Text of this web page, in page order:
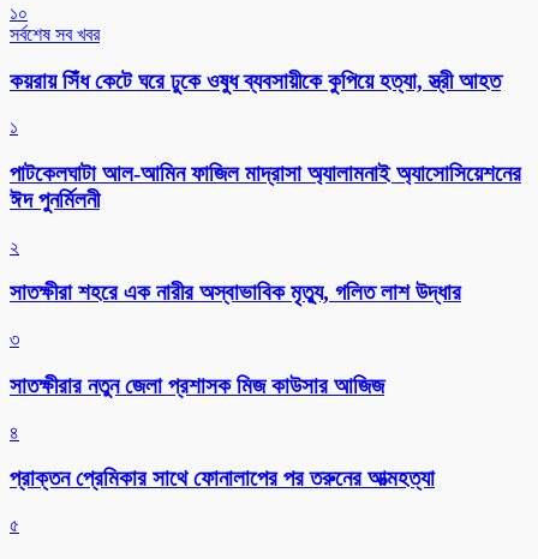
১০
সর্বশেষ সব খবর
কয়রায় সিঁধ কেটে ঘরে ঢুকে ওষুধ ব্যবসায়ীকে কুপিয়ে হত্যা, স্ত্রী আহত
১
পাটকেলঘাটা আল-আমিন ফাজিল মাদ্রাসা অ্যালামনাই অ্যাসোসিয়েশনের
ঈদ পুনর্মিলনী
২
সাতক্ষীরা শহরে এক নারীর অস্বাভাবিক মৃত্যু, গলিত লাশ উদ্ধার
৩
সাতক্ষীরার নতুন জেলা প্রশাসক মিজ কাউসার আজিজ
৪
প্রাক্তন প্রেমিকার সাথে ফোনালাপের পর তরুনের আত্মহত্যা
৫